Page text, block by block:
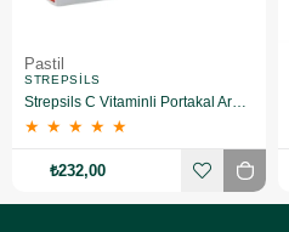
Pastil
STREPSILS
Strepsils C Vitaminli Portakal Aromalı Pastil 24 Adet
★ ★ ★ ★ ★
₺232,00